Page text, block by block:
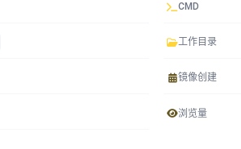
CMD
工作目录
镜像创建
浏览量